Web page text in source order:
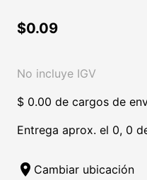
$0.09
No incluye IGV
$ 0.00 de cargos de
Entrega aprox. el 0, 0
location_on Cambiar ubicación